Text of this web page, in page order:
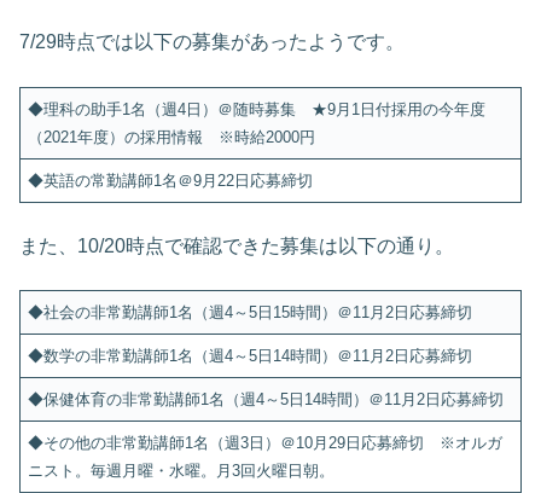
7/29時点では以下の募集があったようです。
◆理科の助手1名（週4日）＠随時募集 ★9月1日付採用の今年度
（2021年度）の採用情報 ※時給2000円
◆英語の常勤講師1名＠9月22日応募締切
また、10/20時点で確認できた募集は以下の通り。
◆社会の非常勤講師1名（週4～5日15時間）＠11月2日応募締切
◆数学の非常勤講師1名（週4～5日14時間）＠11月2日応募締切
◆保健体育の非常勤講師1名（週4～5日14時間）＠11月2日応募締切
◆その他の非常勤講師1名（週3日）＠10月29日応募締切 ※オルガ
ニスト。毎週月曜・水曜。月3回火曜日朝。